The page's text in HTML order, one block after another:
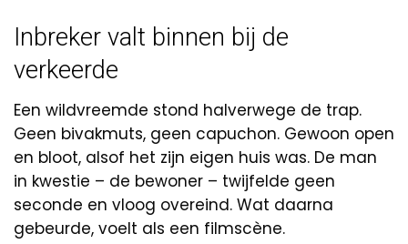
Inbreker valt binnen bij de
verkeerde
Een wildvreemde stond halverwege de trap.
Geen bivakmuts, geen capuchon. Gewoon open
en bloot, alsof het zijn eigen huis was. De man
in kwestie – de bewoner – twijfelde geen
seconde en vloog overeind. Wat daarna
gebeurde, voelt als een filmscène.